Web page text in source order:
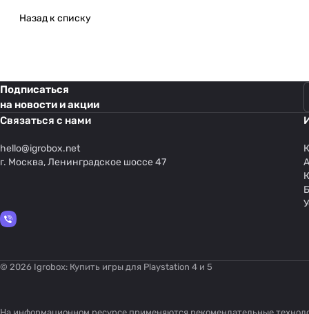
Назад к списку
Подписаться
на новости и акции
Связаться с нами
hello@igrobox.net
г. Москва, Ленинградское шоссе 47
© 2026 Igrobox: Купить игры для Playstation 4 и 5